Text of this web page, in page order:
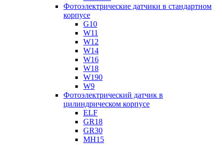
Фотоэлектрические датчики в стандартном
корпусе
G10
W11
W12
W14
W16
W18
W190
W9
Фотоэлектрический датчик в
цилиндрическом корпусе
ELF
GR18
GR30
MH15